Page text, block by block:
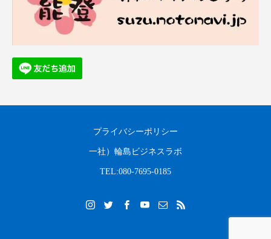
プライバシーポリシー
一社）輪島ビジネスラボ
TEL:080-7695-0185